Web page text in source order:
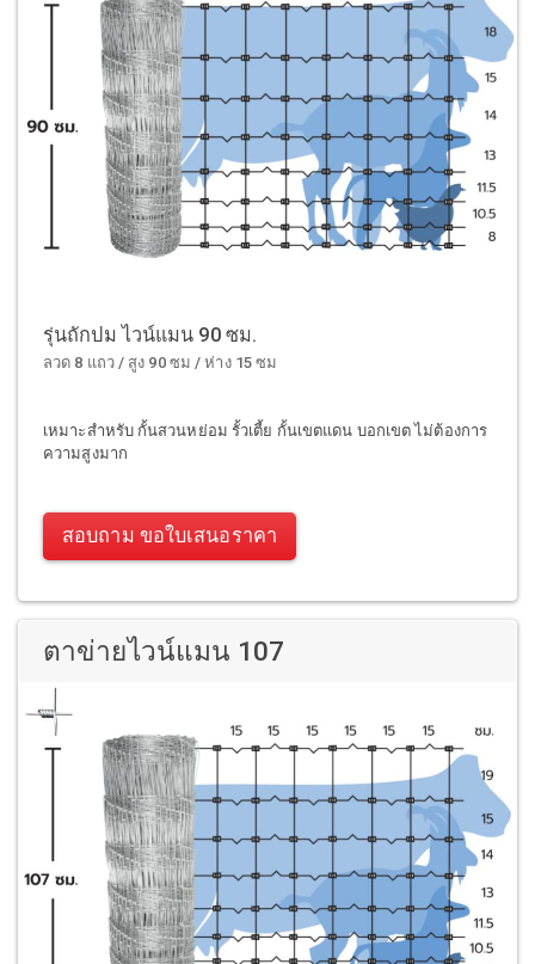
รุ่นถักปม ไวน์แมน 90 ซม.
ลวด 8 แถว / สูง 90 ซม / ห่าง 15 ซม
เหมาะสำหรับ กั้นสวนหย่อม รั้วเตี้ย กั้นเขตแดน บอกเขต ไม่ต้องการ
ความสูงมาก
สอบถาม ขอใบเสนอราคา
ตาข่ายไวน์แมน 107